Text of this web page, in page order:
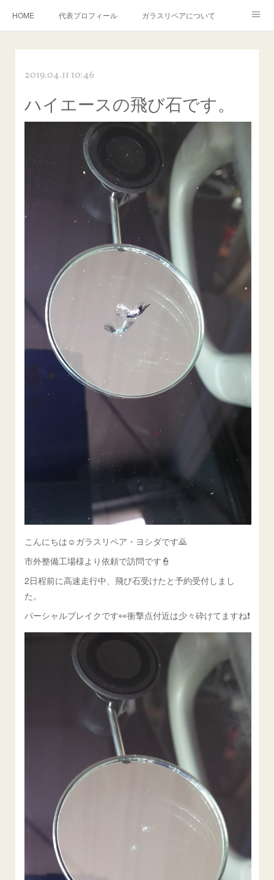
HOME 代表プロフィール ガラスリペアについて
飛び石施工料金について
当店へのアクセス 建築ガラスキズ取り・研磨・磨き
【プロ使用】フッ素系ガラストリートメント『アクアペル』
当店の良心的価格の理由について
欧州車モールの白サビやシミを落とす！
instagram記事 ガラスリペア施工価格
飛び石ひび割れでヒビ先が伸びた場合は？
2019.04.11 10:46
ハイエースの飛び石です。
こんにちは☺ガラスリペア・ヨシダです🙇
市外整備工場様より依頼で訪問です👮
2日程前に高速走行中、飛び石受けたと予約受付しまし
た。
パーシャルブレイクです👀衝撃点付近は少々砕けてますね❗